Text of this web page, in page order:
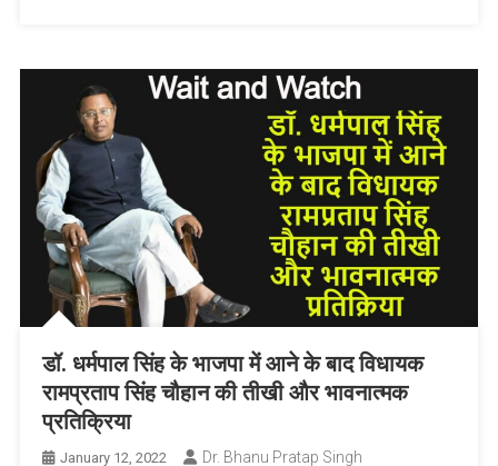
डॉ. धर्मपाल सिंह के भाजपा में आने के बाद विधायक
रामप्रताप सिंह चौहान की तीखी और भावनात्मक
प्रतिक्रिया
January 12, 2022 Dr. Bhanu Pratap Singh